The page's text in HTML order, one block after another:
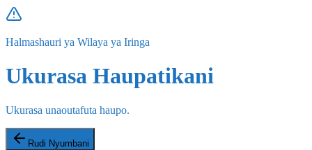
Halmashauri ya Wilaya ya Iringa
Ukurasa Haupatikani
Ukurasa unaoutafuta haupo.
Rudi Nyumbani